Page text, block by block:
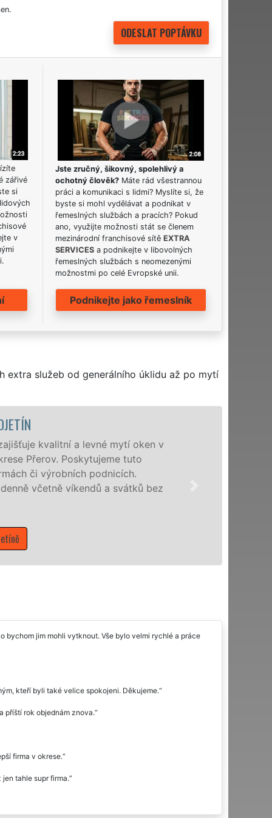
zářivé
si
v
Jste zručný, šikovný, spolehlivý a
ochotný člověk? Máte rád všestrannou
práci a komunikaci s lidmi? Myslíte si, že
byste si mohl vydělávat a podnikat v
řemeslných službách a pracích? Pokud
ano, využijte možnosti stát se členem
mezinárodní franchisové sítěEXTRA
SERVICES a podnikejte v libovolných
řemeslných službách s neomezenými
možnostmi po celé Evropské unii.
Podnikejte jako řemeslník
extra služeb od generálního úklidu až po mytí
kvalitní a levné mytí oken v
Přerov. Poskytujeme tuto
či výrobních podnicích.
včetně víkendů a svátků bez
bychom jim mohli vytknout. Vše bylo velmi rychlé a práce
kteří byli také velice spokojeni. Děkujeme.
příští rok objednám znova.
firma v okrese.
tahle supr firma.